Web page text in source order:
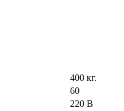
400 кг.
60
220 В